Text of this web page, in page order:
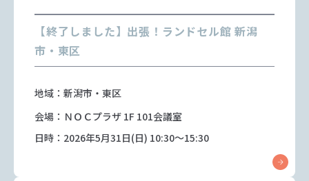
【終了しました】出張！ランドセル館 新潟
市・東区
地域：新潟市・東区
会場：ＮＯＣプラザ 1F 101会議室
日時：2026年5月31日(日) 10:30～15:30